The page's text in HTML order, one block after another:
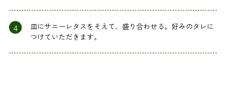
4
皿にサニーレタスをそえて、盛り合わせる。好みのタレに
つけていただきます。